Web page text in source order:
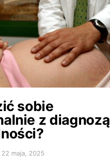
sobie
z diagnozą
22 maja, 2025